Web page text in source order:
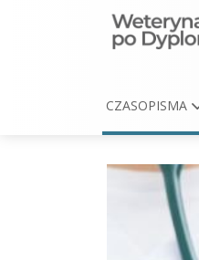
CZASOPISMA